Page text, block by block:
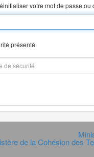
votre mot de passe
présenté.
de la Cohésion des